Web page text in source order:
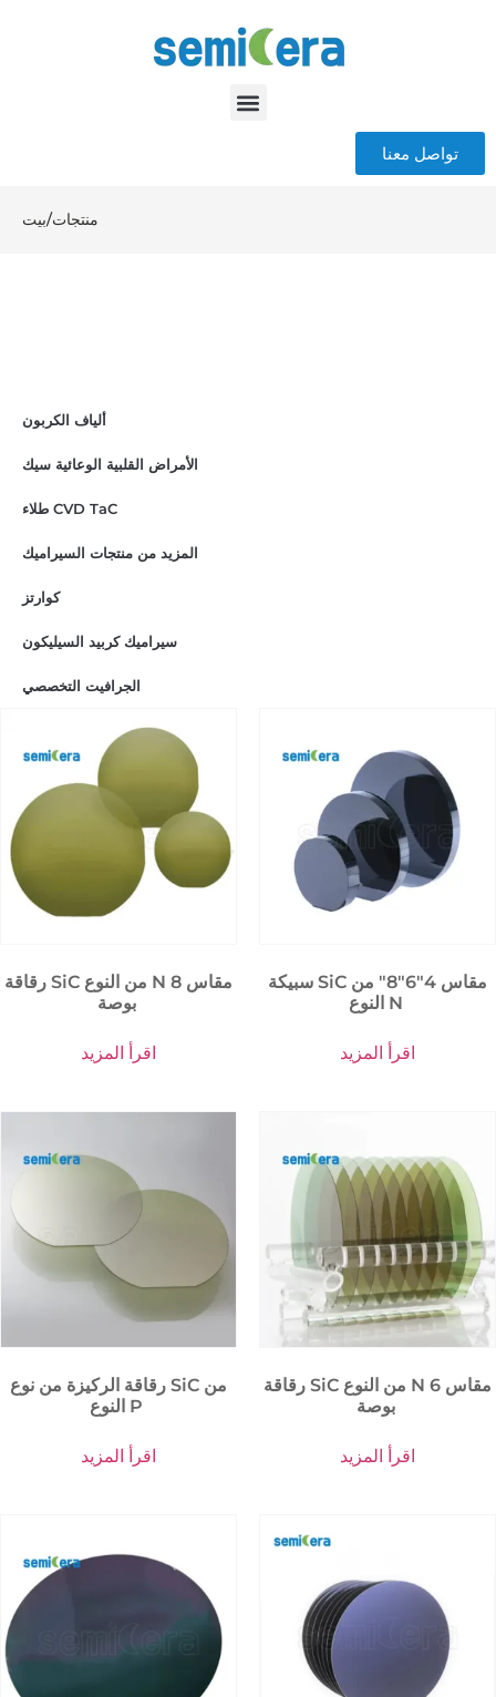
تواصل معنا
بيت/منتجات
ألياف الكربون
الأمراض القلبية الوعائية سيك
طلاء CVD TaC
المزيد من منتجات السيراميك
كوارتز
سيراميك كربيد السيليكون
الجرافيت التخصصي
رقاقة SiC من النوع N مقاس 8
بوصة
اقرأ المزيد
سبيكة SiC مقاس 4″6″8″ من
النوع N
اقرأ المزيد
رقاقة الركيزة من نوع SiC من
النوع P
اقرأ المزيد
رقاقة SiC من النوع N مقاس 6
بوصة
اقرأ المزيد